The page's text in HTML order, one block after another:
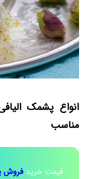
انواع پشمک
مناسب
قیمت خرید فروش